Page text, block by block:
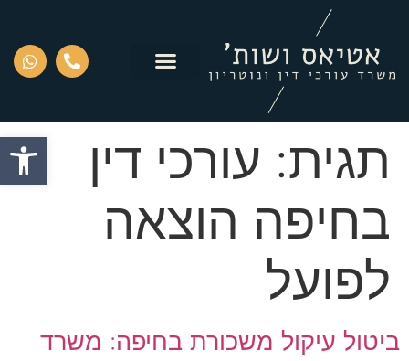
פתח תגית: עורכי דין
בחיפה הוצאה
לפועל
ביטול עיקול משכורת בחיפה: משרד